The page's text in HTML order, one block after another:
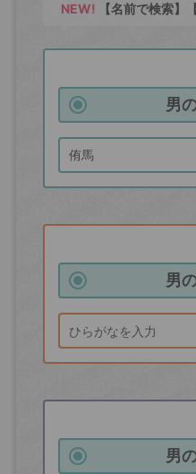
NEW! 【名前で検索】
男
男
男